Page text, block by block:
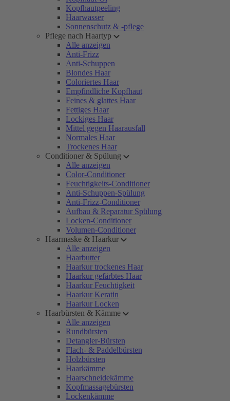
Kopfhautpeeling
Haarwasser
Sonnenschutz & -pflege
Pflege nach Haartyp
Alle anzeigen
Anti-Frizz
Anti-Schuppen
Blondes Haar
Coloriertes Haar
Empfindliche Kopfhaut
Feines & glattes Haar
Fettiges Haar
Lockiges Haar
Mittel gegen Haarausfall
Normales Haar
Trockenes Haar
Conditioner & Spülung
Alle anzeigen
Color-Conditioner
Feuchtigkeits-Conditioner
Anti-Schuppen-Spülung
Anti-Frizz-Conditioner
Aufbau & Reparatur Spülung
Locken-Conditioner
Volumen-Conditioner
Haarmaske & Haarkur
Alle anzeigen
Haarbutter
Haarkur trockenes Haar
Haarkur gefärbtes Haar
Haarkur Feuchtigkeit
Haarkur Keratin
Haarkur Locken
Haarbürsten & Kämme
Alle anzeigen
Rundbürsten
Detangler-Bürsten
Flach- & Paddelbürsten
Holzbürsten
Haarkämme
Haarschneidekämme
Kopfmassagebürsten
Lockenkämme